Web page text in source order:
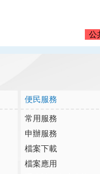
公
便民服務
常用服務
申辦服務
檔案下載
檔案應用